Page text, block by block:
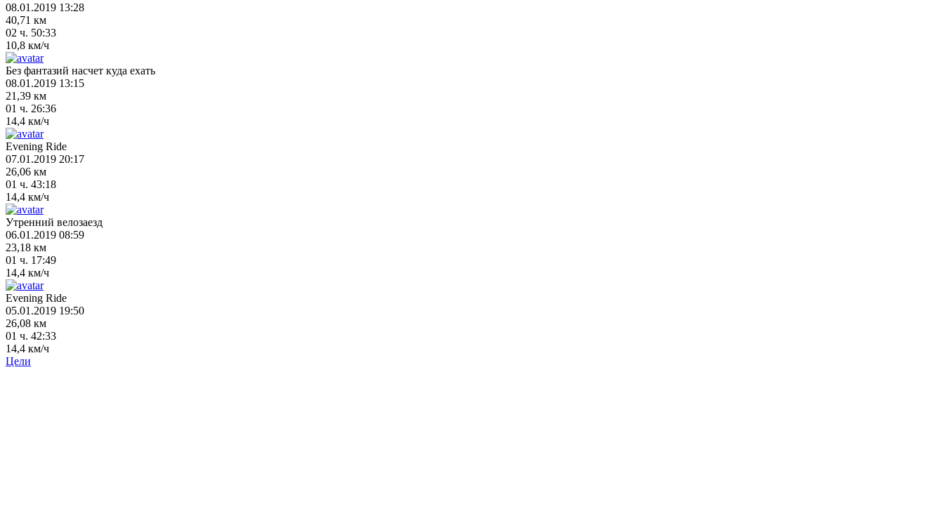
08.01.2019 13:28
40,71 км
02 ч. 50:33
10,8 км/ч
Без фантазий насчет куда ехать
08.01.2019 13:15
21,39 км
01 ч. 26:36
14,4 км/ч
Evening Ride
07.01.2019 20:17
26,06 км
01 ч. 43:18
14,4 км/ч
Утренний велозаезд
06.01.2019 08:59
23,18 км
01 ч. 17:49
14,4 км/ч
Evening Ride
05.01.2019 19:50
26,08 км
01 ч. 42:33
14,4 км/ч
Цели